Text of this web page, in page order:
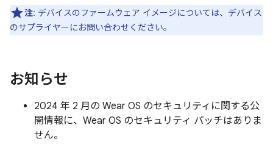
注: デバイスのファームウェア イメージについては、デバイス
のサプライヤーにお問い合わせください。
お知らせ
2024 年 2 月の Wear OS のセキュリティに関する公
開情報に、Wear OS のセキュリティ パッチはありま
せん。